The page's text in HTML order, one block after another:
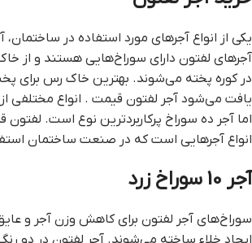
یکی از انواع آجرهای مورد استفاده در
آجرهای لفتون دارای سوراخ‌هایی هستند و از
در کوره پخته می‌شوند. بهترین خاک رس برای
یافت می‌شود آجر لفتون قيمت . انواع مختلفی از
اما آجر ده سوراخ پرکاربردترین نوع است. لفتون
انواع آجرهایی است که در صنعت ساختمان
آجر 10 سوراخ زرد
سوراخ‌های آجر لفتون برای کاهش وزن آجر و
ایجاد خلاء ساخته می‌شوند. آجر لفتون در دو رنگ